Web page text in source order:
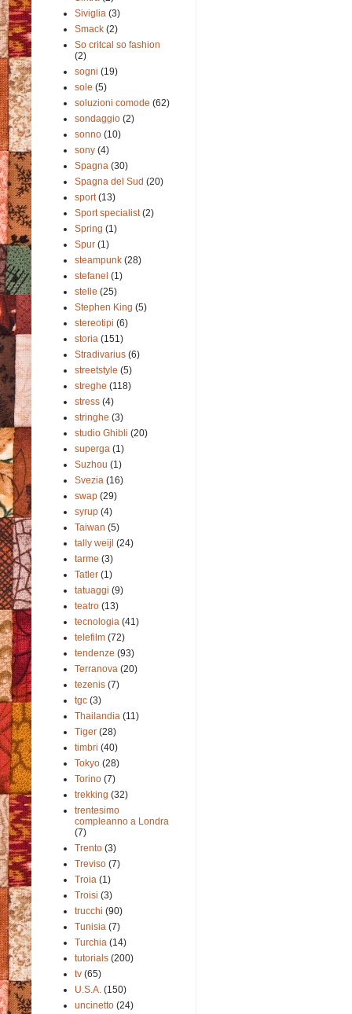
Siviglia (3)
Smack (2)
So critcal so fashion
(2)
sogni (19)
sole (5)
soluzioni comode (62)
sondaggio (2)
sonno (10)
sony (4)
Spagna (30)
Spagna del Sud (20)
sport (13)
Sport specialist (2)
Spring (1)
Spur (1)
steampunk (28)
stefanel (1)
stelle (25)
Stephen King (5)
stereotipi (6)
storia (151)
Stradivarius (6)
streetstyle (5)
streghe (118)
stress (4)
stringhe (3)
studio Ghibli (20)
superga (1)
Suzhou (1)
Svezia (16)
swap (29)
syrup (4)
Taiwan (5)
tally weijl (24)
tarme (3)
Tatler (1)
tatuaggi (9)
teatro (13)
tecnologia (41)
telefilm (72)
tendenze (93)
Terranova (20)
tezenis (7)
tgc (3)
Thailandia (11)
Tiger (28)
timbri (40)
Tokyo (28)
Torino (7)
trekking (32)
trentesimo
compleanno a Londra
(7)
Trento (3)
Treviso (7)
Troia (1)
Troisi (3)
trucchi (90)
Tunisia (7)
Turchia (14)
tutorials (200)
tv (65)
U.S.A. (150)
uncinetto (24)